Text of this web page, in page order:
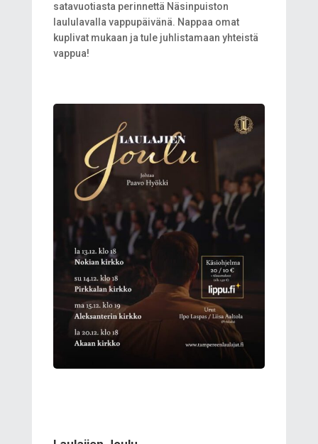
satavuotiasta perinnettä Näsinpuiston
laululavalla vappupäivänä. Nappaa omat
kuplivat mukaan ja tule juhlistamaan yhteistä
vappua!